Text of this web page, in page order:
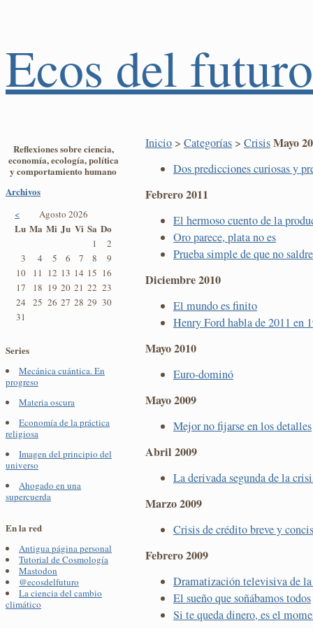
Ecos del futuro
Reflexiones sobre ciencia,
economía, ecología, política
y comportamiento humano
Archivos
< Agosto 2026
Lu Ma Mi Ju Vi Sa Do
1
2
3
4 5 6 7 8
9
10
11 12 13 14 15 16
17
18 19 20 21 22 23
24
25 26 27 28 29 30
31
Series
Mecánica cuántica. En
progreso
Materia oscura
Economía de la práctica
religiosa
Imagen del principio del
universo
Ahogado en una
supercuerda
En la red
Antigua página personal
Tutorial de Cosmología
Mastodon
@ecosdelfuturo
La ciencia del cambio
climático
Inicio > Categorías > CrisisMayo
Dos predicciones curiosas y
Febrero 2011
El hermoso cuento de la
Oro parece, plata no es
Prueba simple de que no
Diciembre 2010
El mundo es finito
Henry Ford habla de 2011 en
Mayo 2010
Euro-dominó
Mayo 2009
Mejor no fijarse en los detalles
Abril 2009
La derivada segunda de la
Marzo 2009
Crisis de crédito breve y
Febrero 2009
Dramatización televisiva de
El sueño que soñábamos todos
Si te queda dinero, es el